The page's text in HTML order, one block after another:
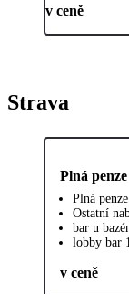
v ceně
Strava
Plná
Plná
Ostatní
bar u
lobby bar
v ceně